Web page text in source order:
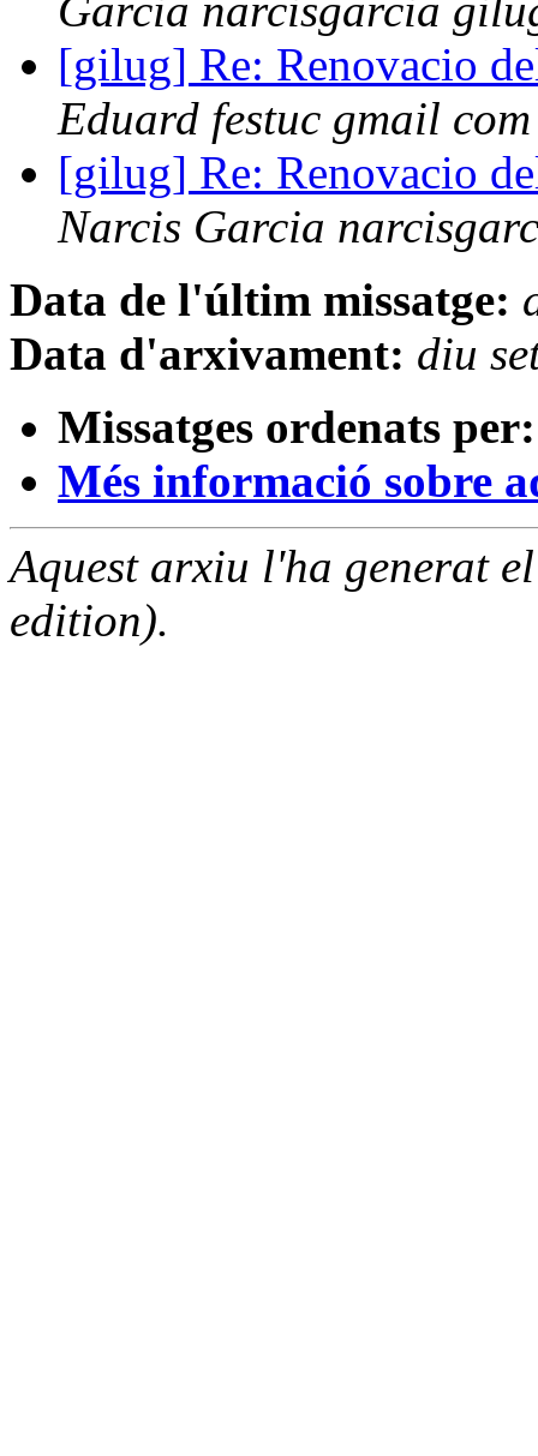
Garcia narcisgarcia
[gilug] Re: Renovacio
Eduard festuc gmail com
[gilug] Re: Renovacio
Narcis Garcia
Data de l'últim missatge:
Data d'arxivament: diu
Missatges ordenats per:
Més informació sobre
Aquest arxiu l'ha generat
edition).